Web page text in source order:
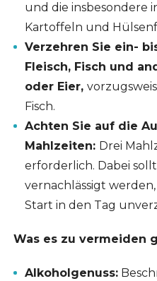
und die insbesondere
Kartoffeln und
Verzehren Sie ein-
Fleisch, Fisch und
oder Eier,
Fisch.
Achten Sie auf die
Mahlzeiten: Drei
erforderlich. Dabei
vernachlässigt
Start in den Tag
Was es zu vermeiden
Alkoholgenuss: